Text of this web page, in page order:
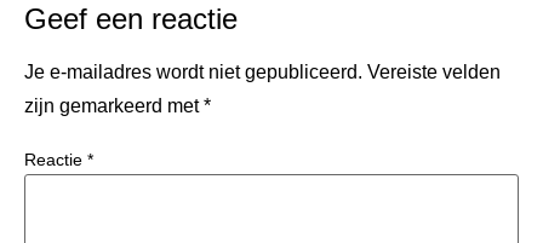
Geef een reactie
Je e-mailadres wordt niet gepubliceerd. Vereiste velden
zijn gemarkeerd met*
Reactie *